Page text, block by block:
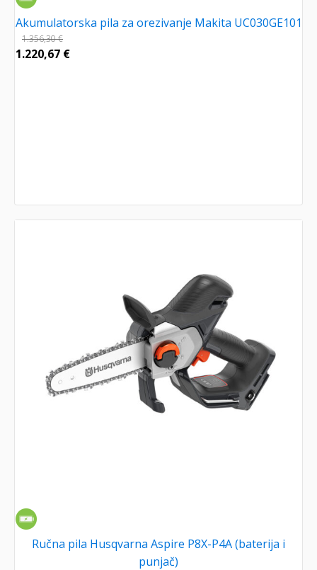
Akumulatorska pila za orezivanje Makita UC030GE101
1.356,30€
1.220,67 €
Ručna pila Husqvarna Aspire P8X-P4A (baterija i
punjač)